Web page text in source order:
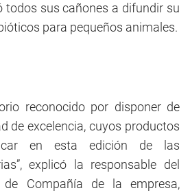
todos sus cañones a difundir su
para pequeños animales.
reconocido por disponer de
de excelencia, cuyos productos
en esta edición de las
explicó la responsable del
Compañía de la empresa,